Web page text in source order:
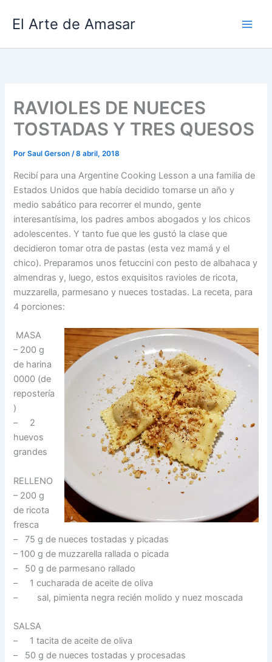
El Arte de Amasar
RAVIOLES DE NUECES
TOSTADAS Y TRES QUESOS
PorSaul Gerson/8 abril, 2018
Recibí para una Argentine Cooking Lesson a una familia de
Estados Unidos que había decidido tomarse un año y
medio sabático para recorrer el mundo, gente
interesantísima, los padres ambos abogados y los chicos
adolescentes. Y tanto fue que les gustó la clase que
decidieron tomar otra de pastas (esta vez mamá y el
chico). Preparamos unos fetuccini con pesto de albahaca y
almendras y, luego, estos exquisitos ravioles de ricota,
muzzarella, parmesano y nueces tostadas. La receta, para
4 porciones:
MASA
– 200 g
de harina
0000 (de
repostería
)
– 2
huevos
grandes
RELLENO
– 200 g
de ricota
fresca
– 75 g de nueces tostadas y picadas
– 100 g de muzzarella rallada o picada
– 50 g de parmesano rallado
– 1 cucharada de aceite de oliva
– sal, pimienta negra recién molido y nuez moscada
SALSA
– 1 tacita de aceite de oliva
– 50 g de nueces tostadas y procesadas